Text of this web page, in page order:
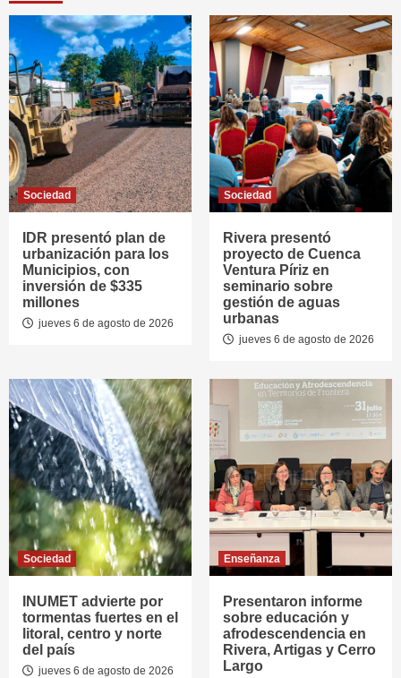
Sociedad
IDR presentó plan de
urbanización para los
Municipios, con
inversión de $335
millones
jueves 6 de agosto de 2026
Sociedad
Rivera presentó
proyecto de Cuenca
Ventura Píriz en
seminario sobre
gestión de aguas
urbanas
jueves 6 de agosto de 2026
Sociedad
INUMET advierte por
tormentas fuertes en el
litoral, centro y norte
del país
jueves 6 de agosto de 2026
Enseñanza
Presentaron informe
sobre educación y
afrodescendencia en
Rivera, Artigas y Cerro
Largo